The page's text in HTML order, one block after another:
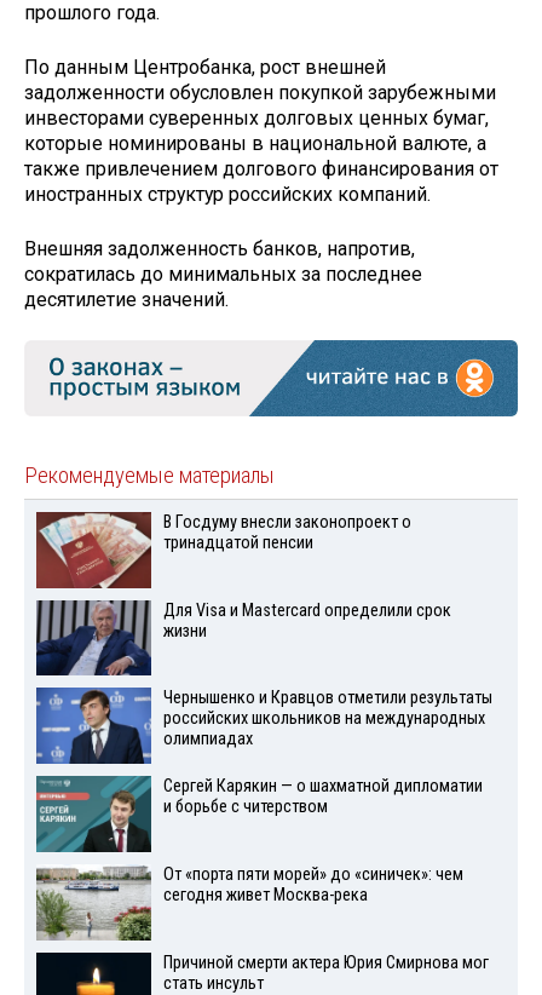
прошлого года.
По данным Центробанка, рост внешней
задолженности обусловлен покупкой зарубежными
инвесторами суверенных долговых ценных бумаг,
которые номинированы в национальной валюте, а
также привлечением долгового финансирования от
иностранных структур российских компаний.
Внешняя задолженность банков, напротив,
сократилась до минимальных за последнее
десятилетие значений.
Рекомендуемые материалы
В Госдуму внесли законопроект о
тринадцатой пенсии
Для Visа и Mastercard определили срок
жизни
Чернышенко и Кравцов отметили результаты
российских школьников на международных
олимпиадах
Сергей Карякин — о шахматной дипломатии
и борьбе с читерством
От «порта пяти морей» до «синичек»: чем
сегодня живет Москва-река
Причиной смерти актера Юрия Смирнова мог
стать инсульт